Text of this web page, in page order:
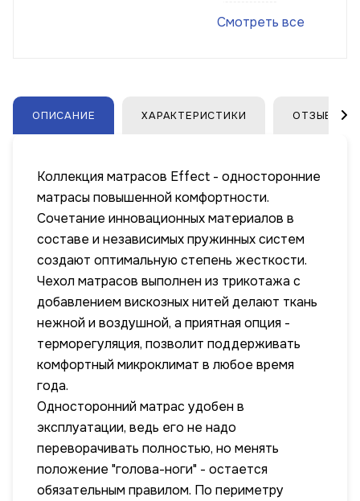
Смотреть все
ОПИСАНИЕ ХАРАКТЕРИСТИКИ ОТЗЫВЫ
Коллекция матрасов Effect - односторонние
матрасы повышенной комфортности.
Сочетание инновационных материалов в
составе и независимых пружинных систем
создают оптимальную степень жесткости.
Чехол матрасов выполнен из трикотажа с
добавлением вискозных нитей делают ткань
нежной и воздушной, а приятная опция -
терморегуляция, позволит поддерживать
комфортный микроклимат в любое время
года.
Односторонний матрас удобен в
эксплуатации, ведь его не надо
переворачивать полностью, но менять
положение "голова-ноги" - остается
обязательным правилом. По периметру